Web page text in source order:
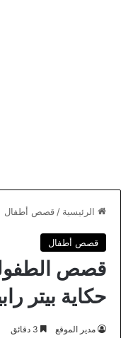
الرئيسية / قصص أطفال
قصص أطفال
قصص
حكاية بيتر
مدير الموقع